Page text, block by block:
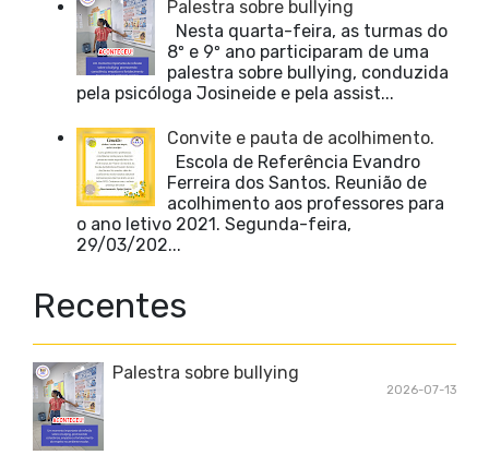
Palestra sobre bullying
Nesta quarta-feira, as turmas do
8º e 9º ano participaram de uma
palestra sobre bullying, conduzida
pela psicóloga Josineide e pela assist...
Convite e pauta de acolhimento.
Escola de Referência Evandro
Ferreira dos Santos. Reunião de
acolhimento aos professores para
o ano letivo 2021. Segunda-feira,
29/03/202...
Recentes
Palestra sobre bullying
2026-07-13